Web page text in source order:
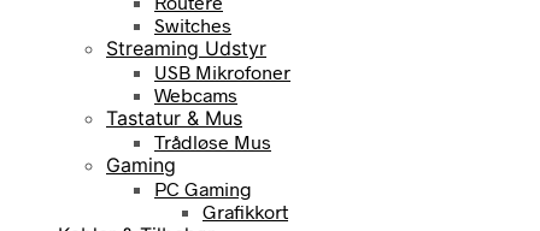
Switches
Streaming Udstyr
USB Mikrofoner
Webcams
Tastatur & Mus
Trådløse Mus
Gaming
PC Gaming
Grafikkort